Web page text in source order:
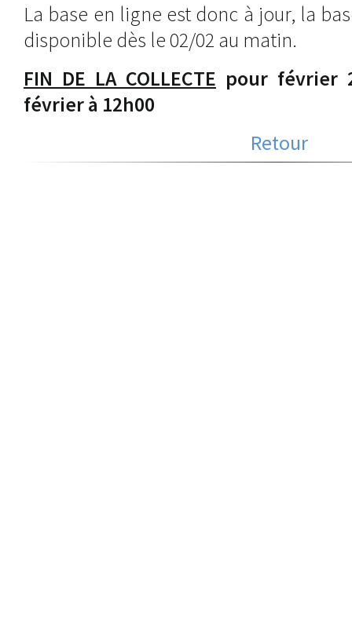
La base en ligne est donc à jour, la
disponible dès le 02/02 au matin.
FIN DE LA COLLECTE pour février
février à 12h00
Retour